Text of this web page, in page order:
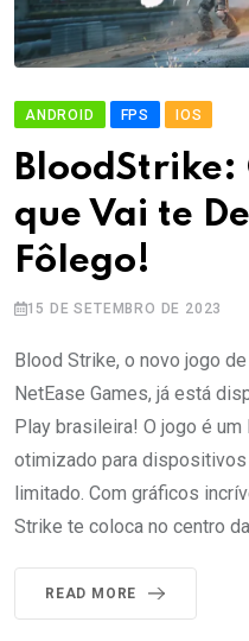
ANDROID FPS IOS
BloodStrike:
que Vai te
Fôlego!
15 DE SETEMBRO DE 2023
Blood Strike, o novo jogo
NetEase Games, já está
Play brasileira! O jogo é
otimizado para
limitado. Com gráficos
Strike te coloca no centro
READ MORE